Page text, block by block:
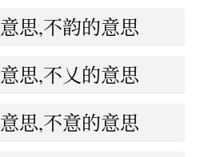
思,不韵的意思
思,不乂的意思
思,不意的意思